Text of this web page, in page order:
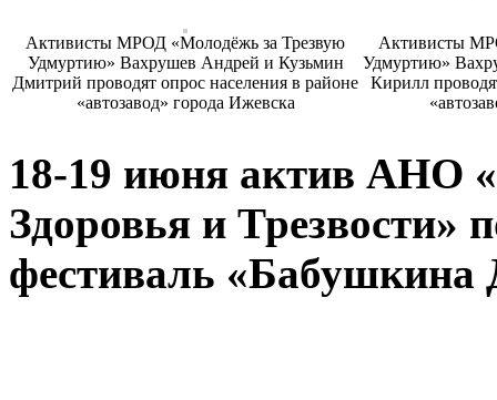
Активисты МРОД «Молодёжь за Трезвую
Удмуртию» Вахрушев Андрей и Кузьмин
Дмитрий проводят опрос населения в районе
«автозавод» города Ижевска
Активисты
Удмуртию»
Кирилл
18-19 июня актив АНО
Здоровья и Трезвости»
фестиваль «Бабушкина